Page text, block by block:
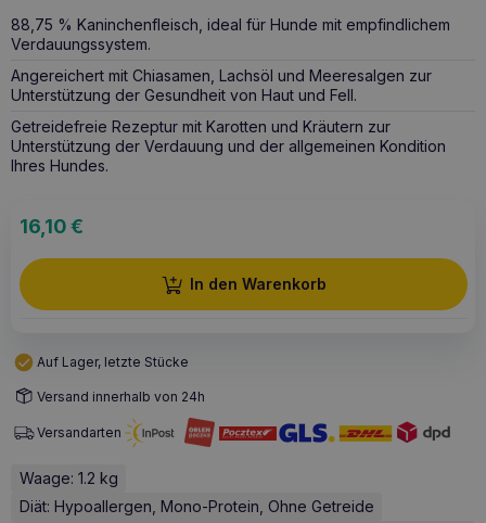
88,75 % Kaninchenfleisch, ideal für Hunde mit empfindlichem
Verdauungssystem.
Angereichert mit Chiasamen, Lachsöl und Meeresalgen zur
Unterstützung der Gesundheit von Haut und Fell.
Getreidefreie Rezeptur mit Karotten und Kräutern zur
Unterstützung der Verdauung und der allgemeinen Kondition
Ihres Hundes.
16,10€
In den Warenkorb
Auf Lager, letzte Stücke
Versand innerhalb von 24h
Versandarten
Waage: 1.2 kg
Diät: Hypoallergen, Mono-Protein, Ohne Getreide